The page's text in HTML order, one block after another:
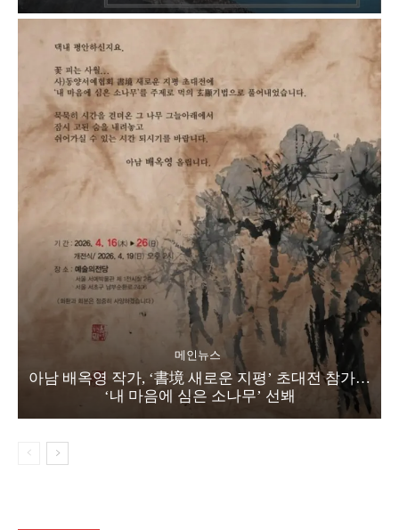
메인뉴스
아남 배옥영 작가, ‘書境 새로운 지평’ 초대전 참가…
‘내 마음에 심은 소나무’ 선봬